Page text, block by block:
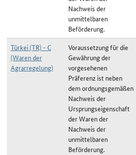
Nachweis der
unmittelbaren
Beförderung.
Türkei (TR) - C
(Waren der
Agrarregelung)
Voraussetzung für die
Gewährung der
vorgesehenen
Präferenz ist neben
dem ordnungsgemäßen
Nachweis der
Ursprungseigenschaft
der Waren der
Nachweis der
unmittelbaren
Beförderung.